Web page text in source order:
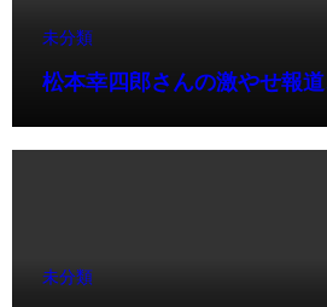
未分類
松本幸四郎さんの激やせ報
未分類